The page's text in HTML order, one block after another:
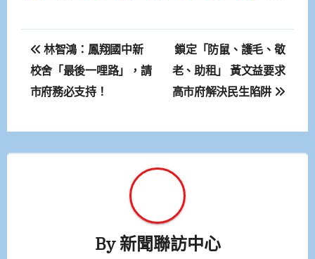
文
章
導
覽
林智鴻：鳳翔國中新
校舍「最後一哩路」，請
市府務必支持！
鎖定「防鼠、護毛、敬
老、助租」 黃文益要求
高市府解決民生陷阱
By新聞聯訪中心